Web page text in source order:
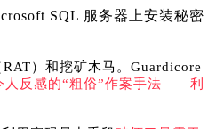
）和挖矿木马。Guardicore
人反感的“粗俗”作案手法——利